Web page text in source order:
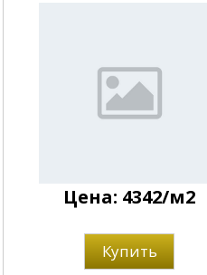
Цена: 4342/м2
Купить